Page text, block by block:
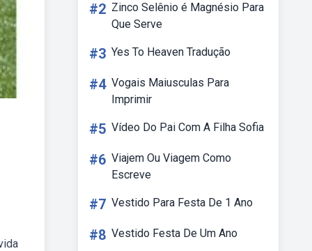
#2 Zinco Selênio é Magnésio Para
Que Serve
#3 Yes To Heaven Tradução
#4 Vogais Maiusculas Para
Imprimir
#5 Vídeo Do Pai Com A Filha Sofia
#6 Viajem Ou Viagem Como
Escreve
#7 Vestido Para Festa De 1 Ano
#8 Vestido Festa De Um Ano